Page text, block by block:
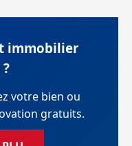
immobilier
votre bien ou
gratuits.